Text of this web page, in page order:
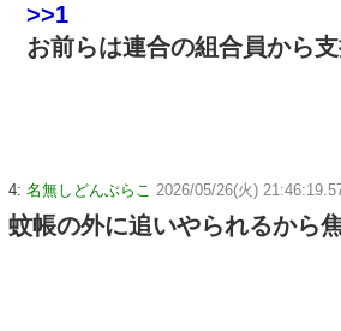
>>1
お前らは連合の組合員から
4: 名無しどんぶらこ 2026/05/26(火)
蚊帳の外に追いやられるから